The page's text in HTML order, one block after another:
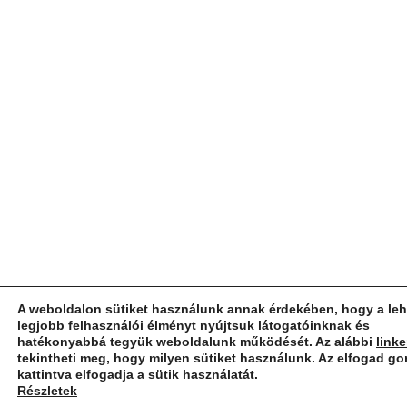
A weboldalon sütiket használunk annak érdekében, hogy a
legjobb felhasználói élményt nyújtsuk látogatóinknak és
hatékonyabbá tegyük weboldalunk működését. Az alábbi
tekintheti meg, hogy milyen sütiket használunk. Az elfogad
kattintva elfogadja a sütik használatát.
Részletek